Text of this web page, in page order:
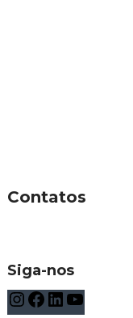
Contatos
Siga-nos